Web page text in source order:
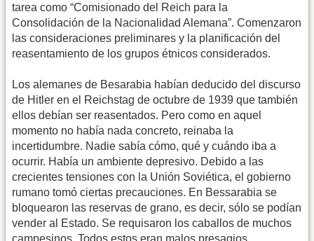
tarea como “Comisionado del Reich para la
Consolidación de la Nacionalidad Alemana”. Comenzaron
las consideraciones preliminares y la planificación del
reasentamiento de los grupos étnicos considerados.
Los alemanes de Besarabia habían deducido del discurso
de Hitler en el Reichstag de octubre de 1939 que también
ellos debían ser reasentados. Pero como en aquel
momento no había nada concreto, reinaba la
incertidumbre. Nadie sabía cómo, qué y cuándo iba a
ocurrir. Había un ambiente depresivo. Debido a las
crecientes tensiones con la Unión Soviética, el gobierno
rumano tomó ciertas precauciones. En Bessarabia se
bloquearon las reservas de grano, es decir, sólo se podían
vender al Estado. Se requisaron los caballos de muchos